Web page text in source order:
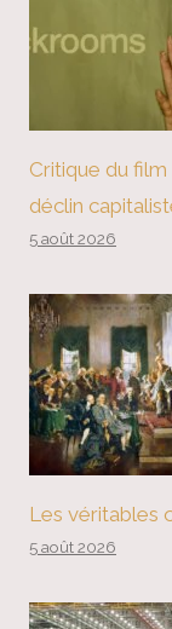
Critique du
déclin
5 août 2026
Les véritables
5 août 2026